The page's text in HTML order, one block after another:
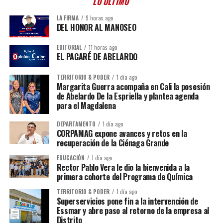
LA FIRMA 9 horas ago
DEL HONOR AL MANOSEO
EDITORIAL 11 horas ago
EL PAGARÉ DE ABELARDO
TERRITORIO & PODER 1 día ago
Margarita Guerra acompaña en Cali la posesión
de Abelardo De la Espriella y plantea agenda
para el Magdalena
DEPARTAMENTO 1 día ago
CORPAMAG expone avances y retos en la
recuperación de la Ciénaga Grande
EDUCACIÓN 1 día ago
Rector Pablo Vera le dio la bienvenida a la
primera cohorte del Programa de Química
TERRITORIO & PODER 1 día ago
Superservicios pone fin a la intervención de
Essmar y abre paso al retorno de la empresa al
Distrito